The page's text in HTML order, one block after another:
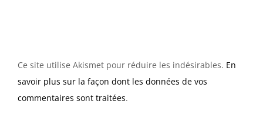
Ce site utilise Akismet pour réduire les indésirables. En
savoir plus sur la façon dont les données de vos
commentaires sont traitées.